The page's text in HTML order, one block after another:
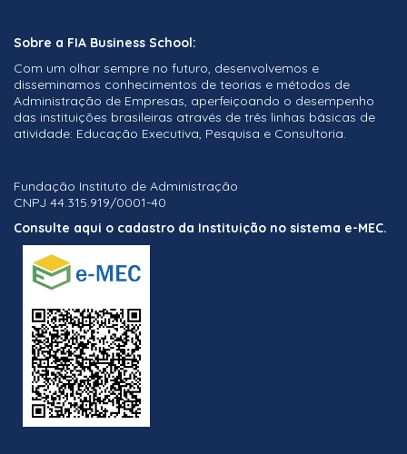
Sobre a FIA Business School:
Com um olhar sempre no futuro, desenvolvemos e
disseminamos conhecimentos de teorias e métodos de
Administração de Empresas, aperfeiçoando o desempenho
das instituições brasileiras através de três linhas básicas de
atividade: Educação Executiva, Pesquisa e Consultoria.
Fundação Instituto de Administração
CNPJ 44.315.919/0001-40
Consulte aqui o cadastro da Instituição no sistema e-MEC.